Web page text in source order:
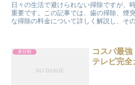
日々の生活で避けられない掃除ですが、
重要です。この記事では、歯の掃除、煙
な掃除の料金について詳しく解説し、そ
未分類
コスパ最
テレビ完全